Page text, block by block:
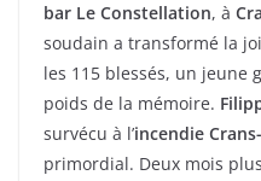
bar Le Constellation, à
soudain a transformé la
les 115 blessés, un jeune
poids de la mémoire.
survécu à l’incendie
primordial. Deux mois